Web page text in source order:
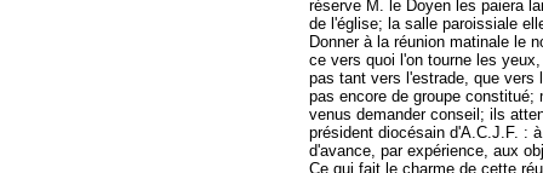
réserve M. le Doyen les paiera
de l'église; la salle paroissiale
Donner à la réunion matinale le
ce vers quoi l'on tourne les
pas tant vers l'estrade, que vers
pas encore de groupe
venus demander conseil; ils
président diocésain d'A.C.J.F. :
d'avance, par expérience, aux
Ce qui fait le charme de cette